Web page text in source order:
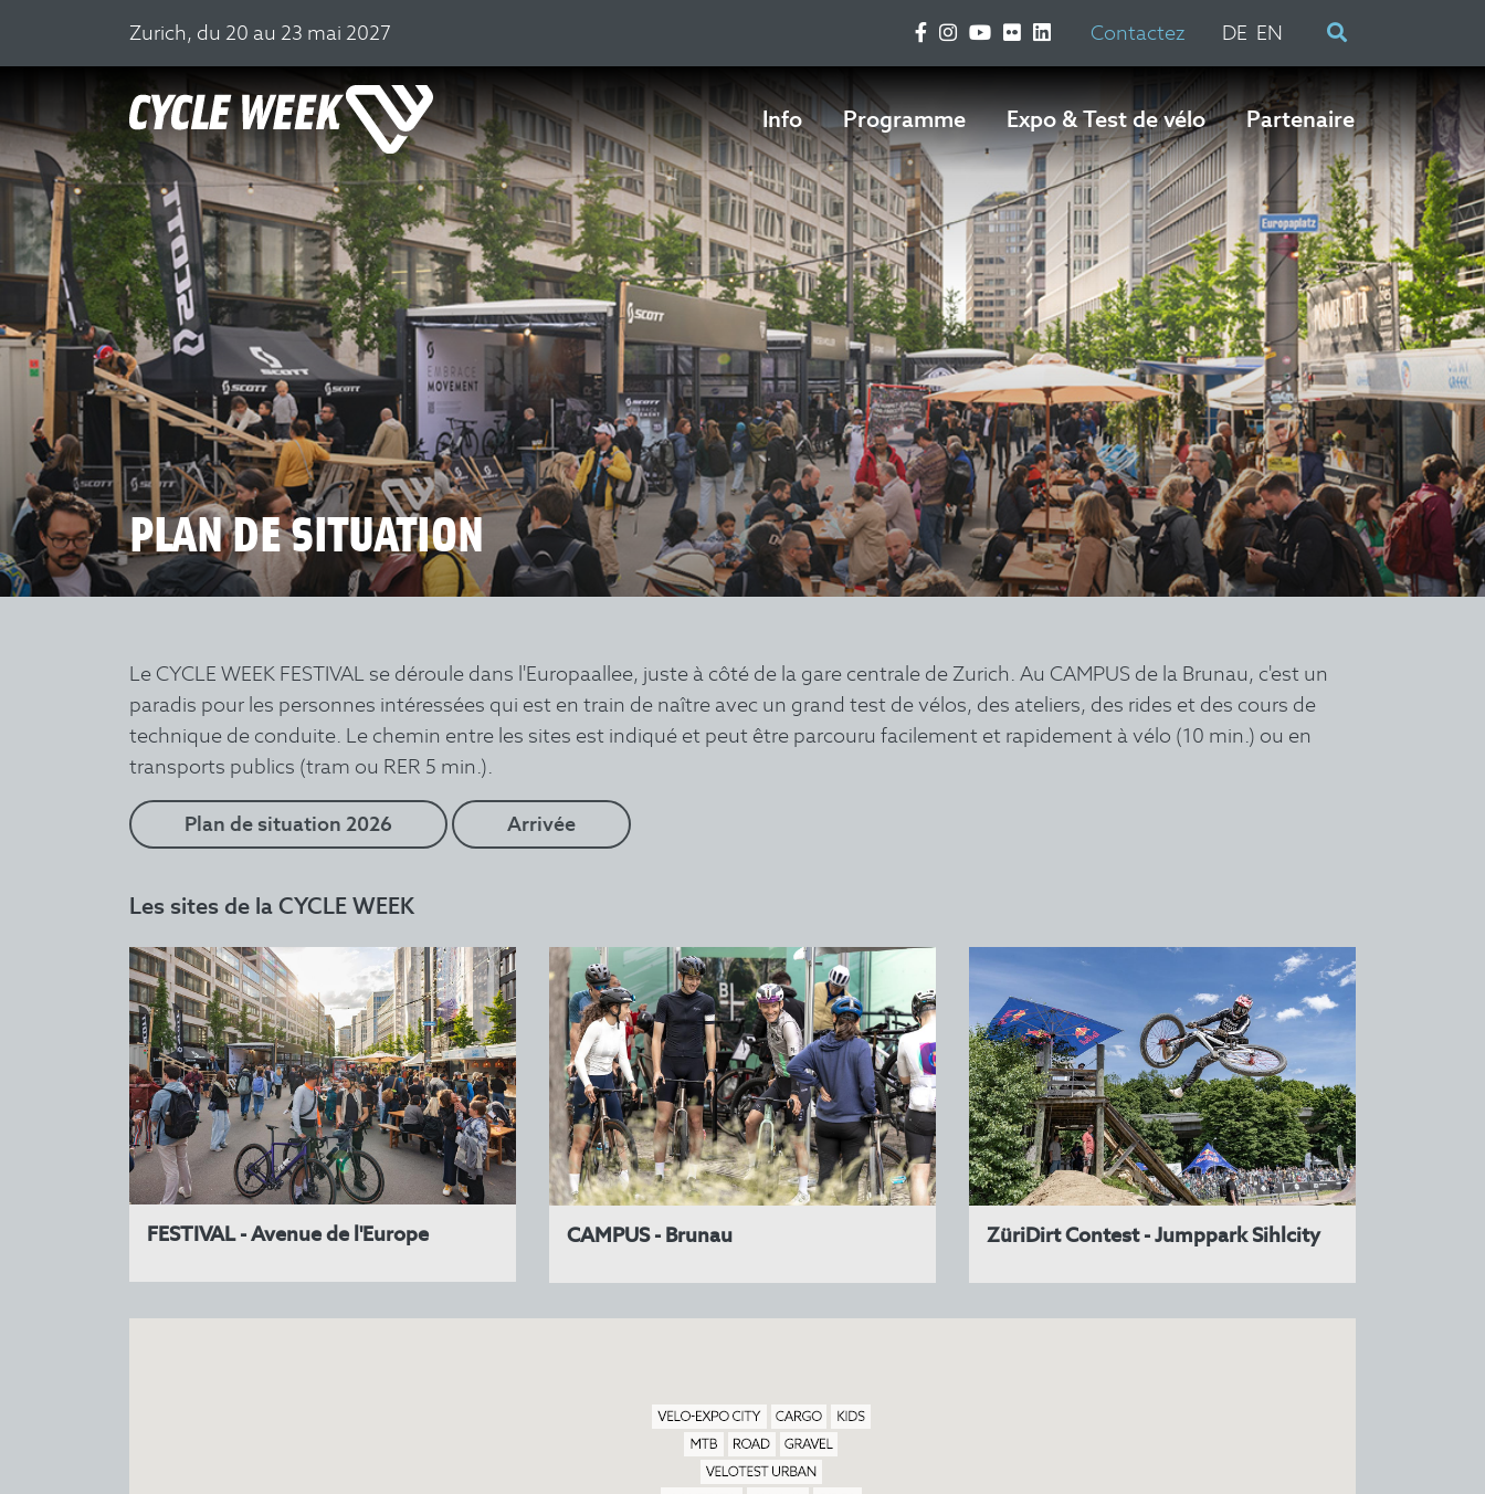
Zurich, du 20 au 23 mai 2027 Contactez DE EN
Info Programme Expo & Test de vélo Partenaire
PLAN DE SITUATION
Le CYCLE WEEK FESTIVAL se déroule dans l'Europaallee, juste à côté de la gare centrale de Zurich. Au CAMPUS de la Brunau, c'est un
paradis pour les personnes intéressées qui est en train de naître avec un grand test de vélos, des ateliers, des rides et des cours de
technique de conduite. Le chemin entre les sites est indiqué et peut être parcouru facilement et rapidement à vélo (10 min.) ou en
transports publics (tram ou RER 5 min.).
Plan de situation 2026 Arrivée
Les sites de la CYCLE WEEK
FESTIVAL - Avenue de l'Europe CAMPUS - Brunau ZüriDirt Contest - Jumppark Sihlcity